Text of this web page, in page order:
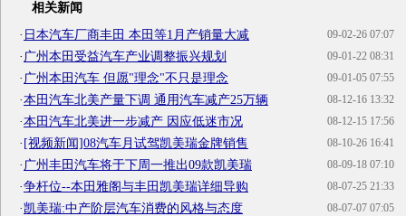
相关新闻
09-02-26 07:07
· 日本汽车厂商丰田 本田等1月产销量大减
09-01-22 08:31
· 广州本田受益汽车产业调整振兴规划
09-01-05 07:55
· 广州本田汽车 但愿"理念"不只是理念
08-12-16 13:32
·本田汽车北美产量下调 通用汽车减产25万辆
08-12-15 17:56
·本田汽车北美进一步减产 因应低迷市况
08-10-26 16:41
·[视频新闻]08汽车月试驾凯美瑞金牌销售
08-09-18 07:10
· 广州丰田汽车将于下周一推出09款凯美瑞
08-07-25 21:33
·争杆位--本田雅阁与丰田凯美瑞详细导购
08-07-07 07:05
·凯美瑞:中产阶层汽车消费的风格与态度